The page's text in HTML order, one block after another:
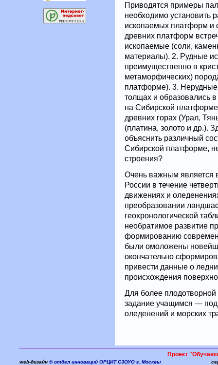
Приводятся примеры
необходимо установить
ископаемых платформ и
древних платформ
ископаемые (соли,
материалы). 2. Рудные
преимущественно в
метаморфических)
платформе). 3.
толщах и образовались
на Сибирской
древних горах (Урал,
(платина, золото и др.).
объяснить различный
Сибирской платформе,
строения?
Очень важным является
России в течение
движениях и
преобразовании
геохронологической
необратимое развитие
формированию
были омоложены
окончательно
привести данные о
происхождения
Для более
задание учащимся —
оледенений и морских
Проект
web-дизайн © отдел инноваций ОРЦИТ СЗОУО г. Москвы